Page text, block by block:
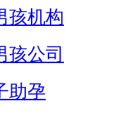
孩机构
孩公司
助孕